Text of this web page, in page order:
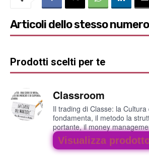
Articoli dello stesso numero
Prodotti scelti per te
Classroom
Il trading di Classe: la Cultura
fondamenta, il metodo la
portante, il money
Visualizza